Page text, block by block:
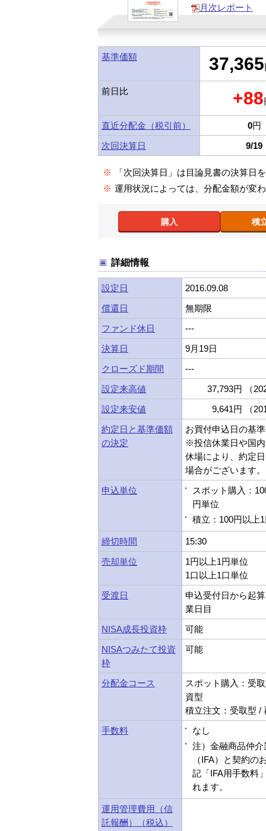
月次レポート
基準価額 37,365
前日比 +88
直近分配金（税引前） 0円
次回決算日
9/19
※
「次回決算日」は目論見書の決算日
※ 運用状況によっては、分配金額が変
購入 積
詳細情報
設定日
2016.09.08
償還日
無期限
ファンド休日
---
決算日
9月19日
クローズド期間
---
設定来高値
37,793円 （
設定来安値
9,641円 （
約定日と基準価額
の決定
お買付申込日の基
※投信休業日や国
休場により、約定
場合がございます。
申込単位
スポット購入：
円単位
積立：100円以上
締切時間
15:30
売却単位
1円以上1円単位
1口以上1口単位
受渡日
申込受付日から起
業日目
NISA成長投資枠
可能
NISAつみたて投資
枠
可能
分配金コース
スポット購入：受
資型
積立注文：受取型 /
手数料
なし
注）金融商品仲介
（IFA）と契約の
記「IFA用手数料
れます。
運用管理費用（信
託報酬）（税込）